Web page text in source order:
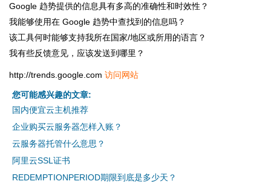
Google 趋势提供的信息具有多高的准确性和时效性？
我能够使用在 Google 趋势中查找到的信息吗？
该工具何时能够支持我所在国家/地区或所用的语言？
我有些反馈意见，应该发送到哪里？
http://trends.google.com 访问网站
您可能感兴趣的文章:
国内便宜云主机推荐
企业购买云服务器怎样入账？
云服务器托管什么意思？
阿里云SSL证书
REDEMPTIONPERIOD期限到底是多少天？